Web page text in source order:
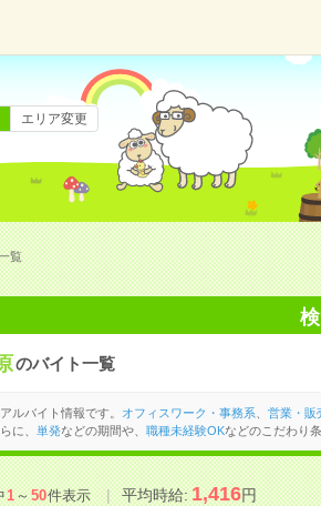
エリア変更
覧
のバイト一覧
ルバイト情報です。 オフィスワーク・事務系 営業・販
に、
単発などの期間や、 職種未経験OKなどのこだわり
1～50件表示 平均時給:1,416円